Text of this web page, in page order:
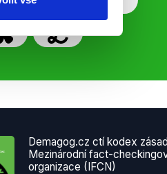
Demagog.cz ctí kodex zásad
Mezinárodní fact-
organizace (IFCN)